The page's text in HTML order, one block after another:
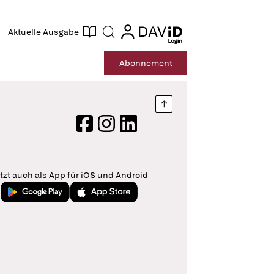
Aktuelle Ausgabe Suche login
login
Abonnement
Nach oben springen
FacebookInstagram
LinkedIn
auch als App für iOS und Android
Jetzt bei Google PlayLaden im App Store